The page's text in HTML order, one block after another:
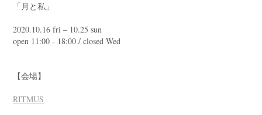
「月と私」
2020.10.16 fri – 10.25 sun
open 11:00 - 18:00 / closed Wed
【会場】
RITMUS